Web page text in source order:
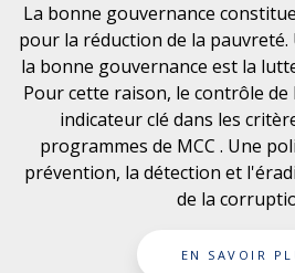
La bonne gouvernance
pour la réduction de la
la bonne gouvernance est la
Pour cette raison, le contrôle
indicateur clé dans les
programmes de MCC . Une
prévention, la détection et
de la
EN SAVOIR